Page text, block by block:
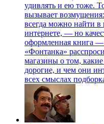
удивлять и ею тоже.
вызывает
всегда можно найти
интернете, — но
оформленная книга —
«Фонтанка»
магазины о том,
дорогие, и чем они
всех смыслах